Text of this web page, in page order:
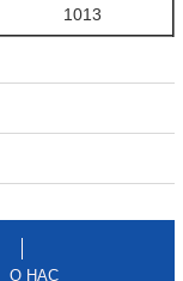
1013
О НАС